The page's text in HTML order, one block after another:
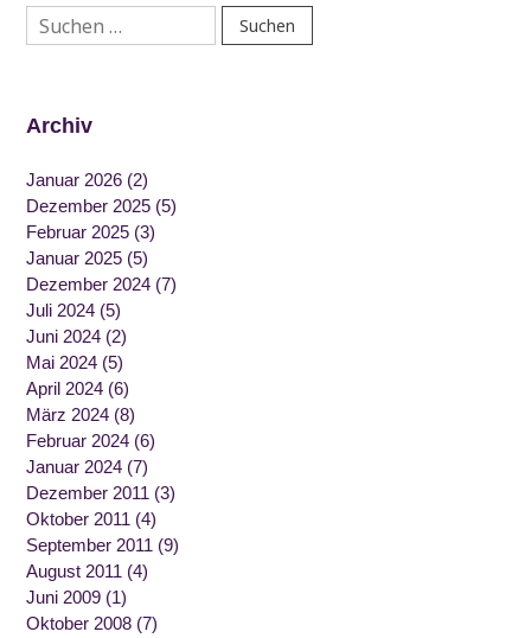
Suchen
nach:
Archiv
Januar 2026 (2)
Dezember 2025 (5)
Februar 2025 (3)
Januar 2025 (5)
Dezember 2024 (7)
Juli 2024 (5)
Juni 2024 (2)
Mai 2024 (5)
April 2024 (6)
März 2024 (8)
Februar 2024 (6)
Januar 2024 (7)
Dezember 2011 (3)
Oktober 2011 (4)
September 2011 (9)
August 2011 (4)
Juni 2009 (1)
Oktober 2008 (7)